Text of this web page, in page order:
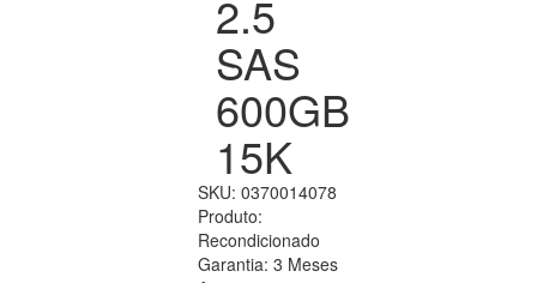
2.5
SAS
600GB
15K
SKU: 0370014078
Produto:
Recondicionado
Garantia: 3 Meses